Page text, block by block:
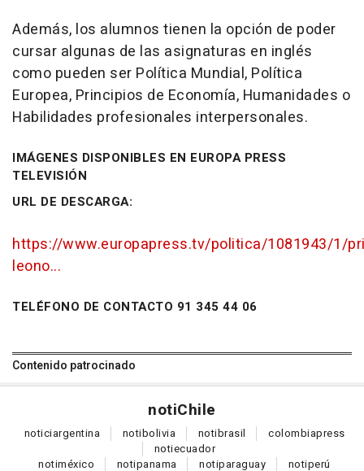
Además, los alumnos tienen la opción de poder
cursar algunas de las asignaturas en inglés
como pueden ser Política Mundial, Política
Europea, Principios de Economía, Humanidades o
Habilidades profesionales interpersonales.
IMÁGENES DISPONIBLES EN EUROPA PRESS
TELEVISIÓN
URL DE DESCARGA:
https://www.europapress.tv/politica/1081943/1/
leono...
TELÉFONO DE CONTACTO 91 345 44 06
Contenido patrocinado
notiChile
noticiargentina notibolivia notibrasil colombiapress
notiecuador
notiméxico notipanama notiparaguay notiperú